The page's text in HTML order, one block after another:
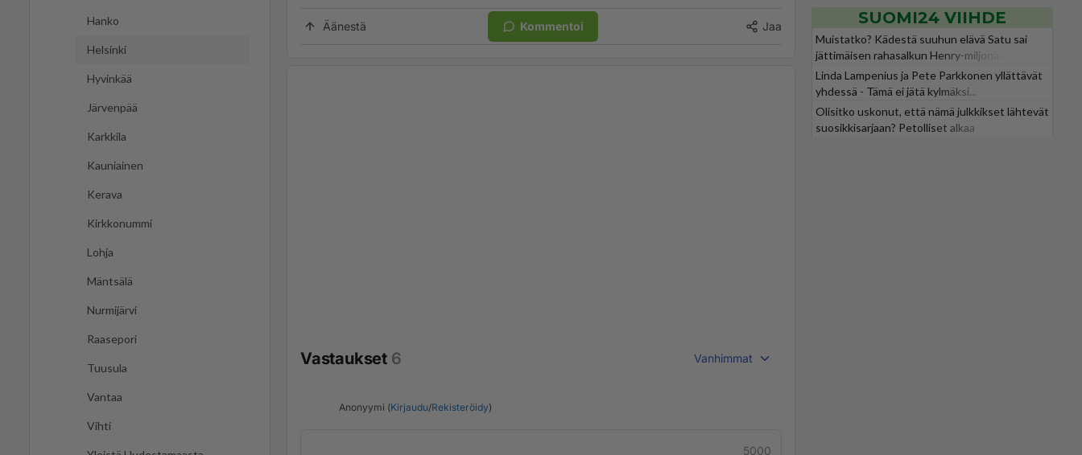
Hanko
Helsinki
Hyvinkää
Järvenpää
Karkkila
Kauniainen
Kerava
Kirkkonummi
Lohja
Mäntsälä
Nurmijärvi
Raasepori
Tuusula
Vantaa
Vihti
Äänestä Kommentoi Jaa
Vastaukset 6 Vanhimmat
Anonyymi (Kirjaudu/Rekisteröidy)
5000
SUOMI24 VIIHDE
Muistatko? Kädestä suuhun elävä Satu sai
jättimäisen rahasalkun Henry-miljonääriltä
Linda Lampenius ja Pete Parkkonen yllättävät
yhdessä - Tämä ei jätä kylmäksi...
Olisitko uskonut, että nämä julkkikset lähtevät
suosikkisarjaan? Petolliset alkaa